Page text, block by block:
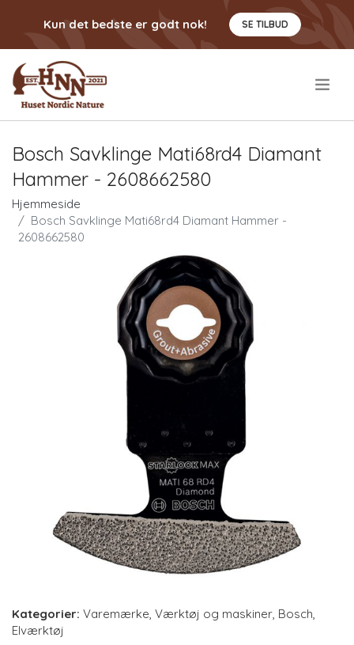
Kun det bedste er godt nok! SE TILBUD
Bosch Savklinge Mati68rd4 Diamant
Hammer - 2608662580
Hjemmeside
Bosch Savklinge Mati68rd4 Diamant Hammer -
2608662580
Kategorier: Varemærke, Værktøj og maskiner, Bosch,
Elværktøj